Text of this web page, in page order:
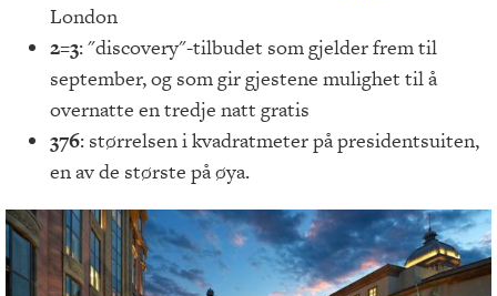
London
2=3: "discovery"-tilbudet som gjelder frem til
september, og som gir gjestene mulighet til å
overnatte en tredje natt gratis
376: størrelsen i kvadratmeter på presidentsuiten,
en av de største på øya.